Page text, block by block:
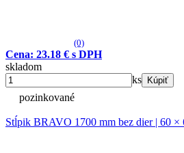
(0)
Cena: 23.18 € s DPH
skladom
ks
Kúpiť
pozinkované
Stĺpik BRAVO 1700 mm bez dier | 60 ×